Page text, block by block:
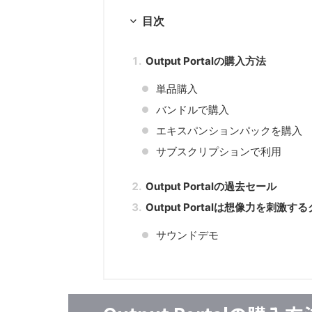
目次
Output Portalの購入方法
単品購入
バンドルで購入
エキスパンションパックを購入
サブスクリプションで利用
Output Portalの過去セール
Output Portalは想像力を刺激する
サウンドデモ